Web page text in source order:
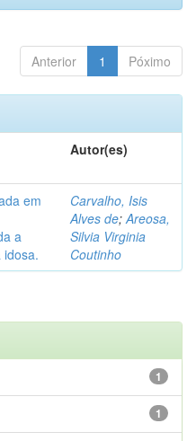
Anterior 1 Póximo
Autor(es)
em
a
idosa.
Carvalho, Isis
Alves de;Areosa,
Silvia Virginia
Coutinho
1
1